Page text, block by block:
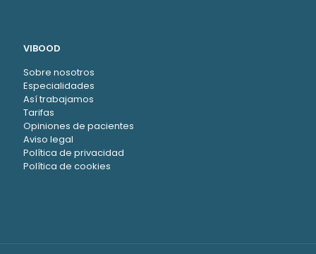
VIBOOD
Sobre nosotros
Especialidades
Así trabajamos
Tarifas
Opiniones de pacientes
Aviso legal
Política de privacidad
Política de cookies